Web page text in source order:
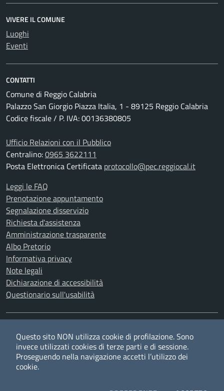
VIVERE IL COMUNE
Luoghi
Eventi
CONTATTI
Comune di Reggio Calabria
Palazzo San Giorgio Piazza Italia, 1 - 89125 Reggio Calabria
Codice fiscale / P. IVA: 00136380805
Ufficio Relazioni con il Pubblico
Centralino:0965 3622111
Posta Elettronica Certificata protocollo@pec.reggiocal.it
Leggi le FAQ
Prenotazione appuntamento
Segnalazione disservizio
Richiesta d'assistenza
Amministrazione trasparente
Albo Pretorio
Informativa privacy
Note legali
Dichiarazione di accessibilità
Questionario sull'usabilità
TwitterFacebookYouTubeRSS
Questo sito NON utilizza cookie di profilazione. Sono
invece utilizzati cookies di terze parti e di sessione.
Proseguendo nella navigazione accetti l’utilizzo dei
cookie.